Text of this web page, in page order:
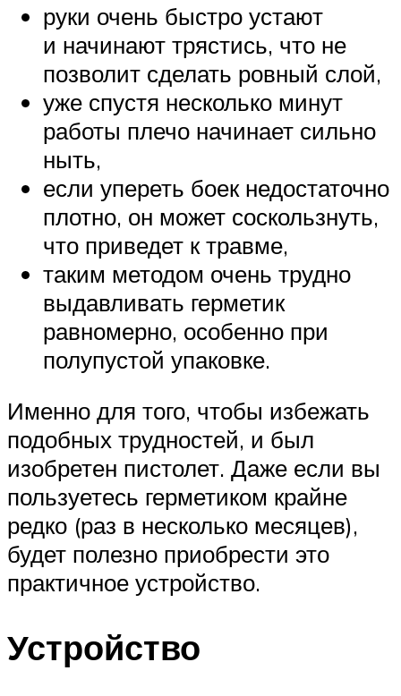
руки очень быстро устают
и начинают трястись, что не
позволит сделать ровный слой,
уже спустя несколько минут
работы плечо начинает сильно
ныть,
если упереть боек недостаточно
плотно, он может соскользнуть,
что приведет к травме,
таким методом очень трудно
выдавливать герметик
равномерно, особенно при
полупустой упаковке.
Именно для того, чтобы избежать
подобных трудностей, и был
изобретен пистолет. Даже если вы
пользуетесь герметиком крайне
редко (раз в несколько месяцев),
будет полезно приобрести это
практичное устройство.
Устройство